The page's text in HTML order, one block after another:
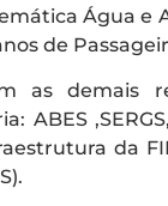
Água e
de
as demais
,SERGS,
da